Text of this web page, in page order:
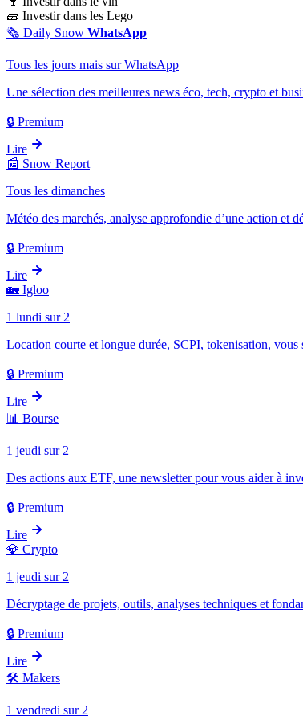
🧱 Investir dans les Lego
🗞️ Daily Snow WhatsApp
Tous les jours mais sur WhatsApp
Une sélection des meilleures news éco, tech, crypto et
🔒 Premium
Lire
📰 Snow Report
Tous les dimanches
Météo des marchés, analyse approfondie d’une action et
🔒 Premium
Lire
🏡 Igloo
1 lundi sur 2
Location courte et longue durée, SCPI, tokenisation,
🔒 Premium
Lire
📊 Bourse
1 jeudi sur 2
Des actions aux ETF, une newsletter pour vous aider à
🔒 Premium
Lire
💎 Crypto
1 jeudi sur 2
Décryptage de projets, outils, analyses techniques et
🔒 Premium
Lire
🛠️ Makers
1 vendredi sur 2